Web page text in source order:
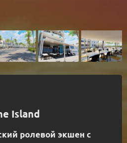
Island
ролевой экшен с